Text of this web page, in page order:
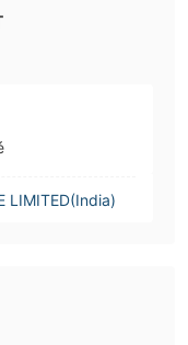
LIMITED(India)